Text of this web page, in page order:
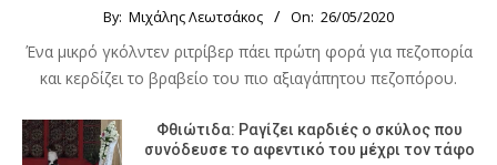
By: Μιχάλης Λεωτσάκος On: 26/05/2020
Ένα μικρό γκόλντεν ριτρίβερ πάει πρώτη φορά για πεζοπορία
και κερδίζει το βραβείο του πιο αξιαγάπητου πεζοπόρου.
Φθιώτιδα: Ραγίζει καρδιές ο σκύλος που
συνόδευσε το αφεντικό του μέχρι τον τάφο